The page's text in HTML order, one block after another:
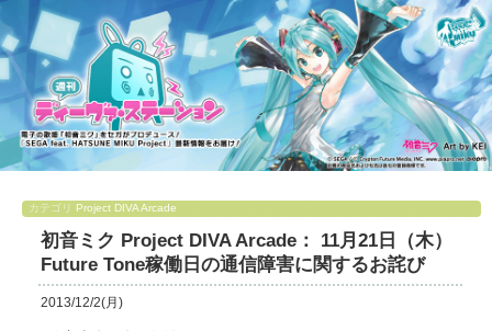
カテゴリ Project DIVA Arcade
初音ミク Project DIVA Arcade： 11月21日（木）
Future Tone稼働日の通信障害に関するお詫び
2013/12/2(月)